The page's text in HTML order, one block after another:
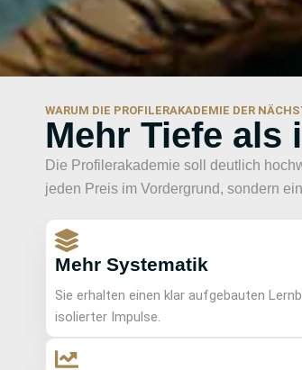
WARUM DIE PROFILERAKADEMIE DER
Mehr Tiefe als
Die Profilerakademie soll deutlich
jeden Preis im Vordergrund, sondern
Mehr Systematik
Sie erhalten einen klar aufgebauten
isolierter Impulse.